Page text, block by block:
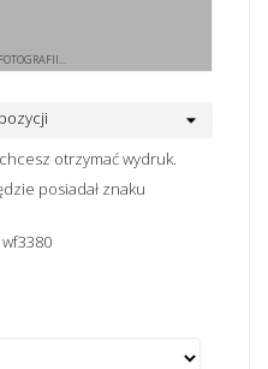
otrzymać wydruk.
posiadał znaku